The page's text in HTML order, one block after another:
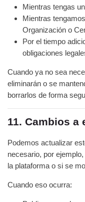
Mientras tengas
Mientras
Organización o
Por el tiempo
obligaciones
Cuando ya no sea
eliminarán o se
borrarlos de forma
11. Cambios a
Podemos actualizar
necesario, por
la plataforma o si se
Cuando eso ocurra: